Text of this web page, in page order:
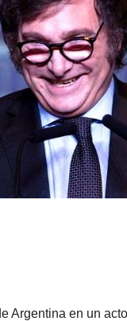
Argentina en un